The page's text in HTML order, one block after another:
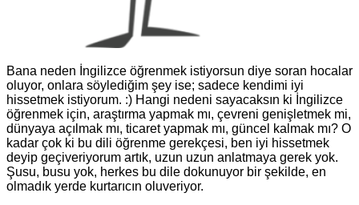
Bana neden İngilizce öğrenmek istiyorsun diye soran hocalar
oluyor, onlara söylediğim şey ise; sadece kendimi iyi
hissetmek istiyorum. :) Hangi nedeni sayacaksın ki İngilizce
öğrenmek için, araştırma yapmak mı, çevreni genişletmek mi,
dünyaya açılmak mı, ticaret yapmak mı, güncel kalmak mı? O
kadar çok ki bu dili öğrenme gerekçesi, ben iyi hissetmek
deyip geçiveriyorum artık, uzun uzun anlatmaya gerek yok.
Şusu, busu yok, herkes bu dile dokunuyor bir şekilde, en
olmadık yerde kurtarıcın oluveriyor.